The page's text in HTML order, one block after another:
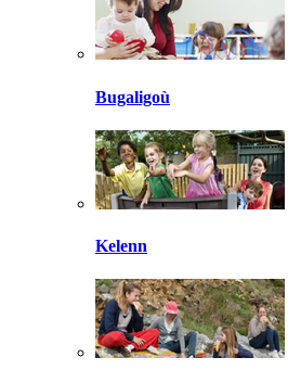
Bugaligoù
Kelenn